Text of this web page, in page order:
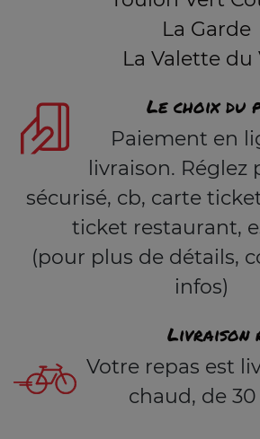
La Garde
La Valette du
Le choix du
Paiement en
livraison.
sécurisé, cb, carte
ticket restaurant,
(pour plus de détails,
infos)
Livraison
Votre repas est
chaud, de